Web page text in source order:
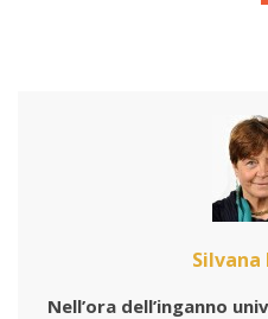
Silvana
Nell’ora dell’inganno